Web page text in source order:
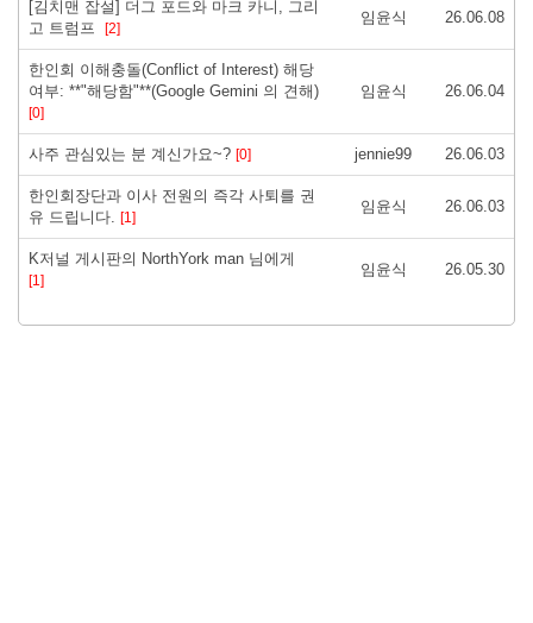
[김치맨 잡설] 더그 포드와 마크 카니, 그리
고 트럼프 [2]
임윤식 26.06.08
한인회 이해충돌(Conflict of Interest) 해당
여부: **"해당함"**(Google Gemini 의 견해)
[0]
임윤식 26.06.04
사주 관심있는 분 계신가요~? [0] jennie99 26.06.03
한인회장단과 이사 전원의 즉각 사퇴를 권
유 드립니다. [1]
임윤식 26.06.03
K저널 게시판의 NorthYork man 님에게
[1]
임윤식 26.05.30